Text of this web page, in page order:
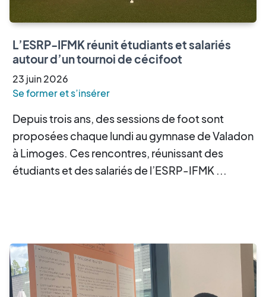
L’ESRP-IFMK réunit étudiants et salariés
autour d’un tournoi de cécifoot
23 juin2026
Se former et s’insérer
Depuis trois ans, des sessions de foot sont
proposées chaque lundi au gymnase de Valadon
à Limoges. Ces rencontres, réunissant des
étudiants et des salariés de l’ESRP-IFMK ...